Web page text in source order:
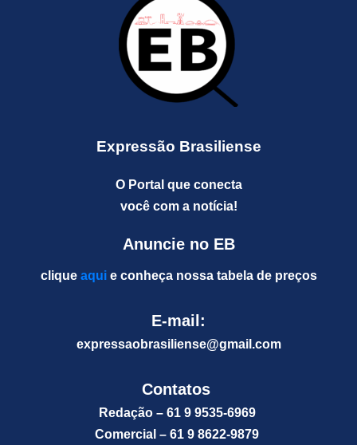
Expressão Brasiliense
O Portal que conecta
você com a notícia!
Anuncie no EB
clique aquie conheça nossa tabela de preços
E-mail:
expressaobrasiliense@gmail.com
Contatos
Redação – 61 9 9535-6969
Comercial – 61 9 8622-9879